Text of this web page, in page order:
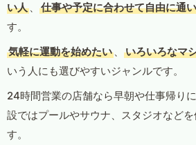
い人 、 仕事や予定に合わせて自由に通
す。
気軽に運動を始めたい 、 いろいろなマ
いう人にも選びやすいジャンルです。
24時間営業の店舗なら早朝や仕事帰り
設ではプールやサウナ、スタジオなど
す。